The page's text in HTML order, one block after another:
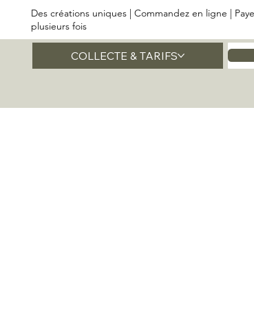
Des créations uniques | Commandez en ligne |
plusieurs fois
COLLECTE & TARIFS